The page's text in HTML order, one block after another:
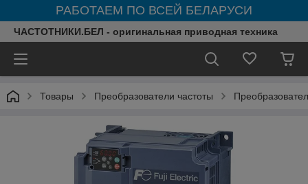
РАБОТАЕМ ПО ВСЕЙ БЕЛАРУСИ
ЧАСТОТНИКИ.БЕЛ - оригинальная приводная техника
Товары Преобразователи частоты